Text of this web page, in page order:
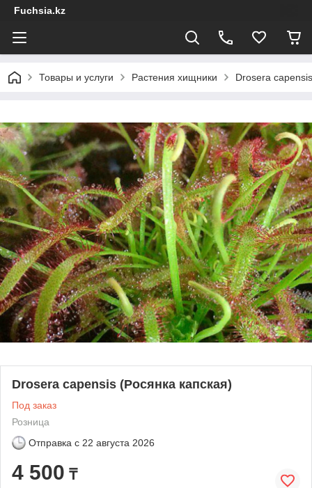
Fuchsia.kz
Товары и услуги Растения хищники Drosera
Drosera capensis (Росянка капская)
Под заказ
Розница
Отправка с 22 августа 2026
4 500 ₸